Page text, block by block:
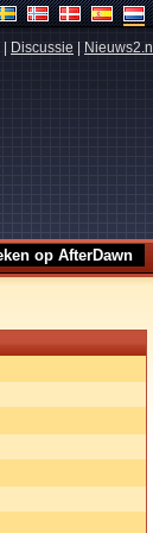
Discussie Nieuws2.nl